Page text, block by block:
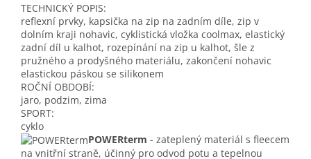
TECHNICKÝ POPIS:
reflexní prvky, kapsička na zip na zadním díle, zip v
dolním kraji nohavic, cyklistická vložka coolmax, elastický
zadní díl u kalhot, rozepínání na zip u kalhot, šle z
pružného a prodyšného materiálu, zakončení nohavic
elastickou páskou se silikonem
ROČNÍ OBDOBÍ:
jaro, podzim, zima
SPORT:
cyklo
POWERterm - zateplený materiál s fleecem
na vnitřní straně, účinný pro odvod potu a tepelnou